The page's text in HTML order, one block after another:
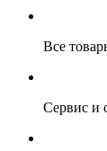
Все
Сервис и